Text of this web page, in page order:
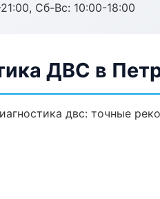
Сб-Вс: 10:00-18:00
ДВС в
двс: точные